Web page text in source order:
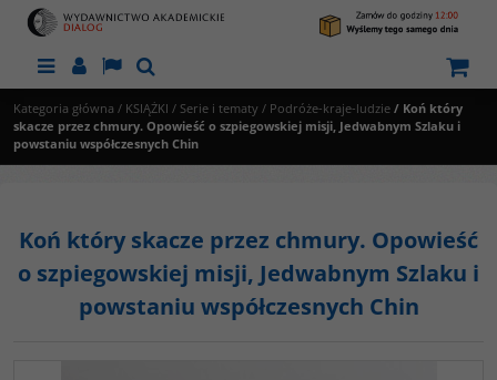
MenuPanelLangSzukaj
Kategoria główna / KSIĄŻKI / Serie i tematy / Podróże-kraje-ludzie / Koń który
skacze przez chmury. Opowieść o szpiegowskiej misji, Jedwabnym Szlaku i
powstaniu współczesnych Chin
Koń który skacze przez chmury. Opowieść
o szpiegowskiej misji, Jedwabnym Szlaku i
powstaniu współczesnych Chin